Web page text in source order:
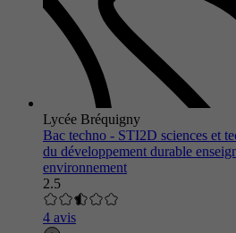
Lycée Bréquigny
Bac techno - STI2D sciences et
du développement durable
environnement
2.5
4 avis